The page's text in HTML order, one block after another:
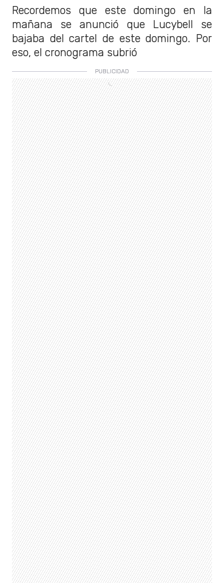
Recordemos que este domingo en la
mañana se anunció que Lucybell se
bajaba del cartel de este domingo. Por
eso, el cronograma subrió